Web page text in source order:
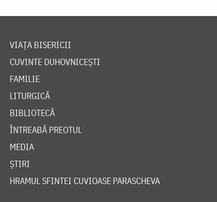
VIAȚA BISERICII
CUVINTE DUHOVNICEȘTI
FAMILIE
LITURGICĂ
BIBLIOTECĂ
ÎNTREABĂ PREOTUL
MEDIA
ȘTIRI
HRAMUL SFINTEI CUVIOASE PARASCHEVA